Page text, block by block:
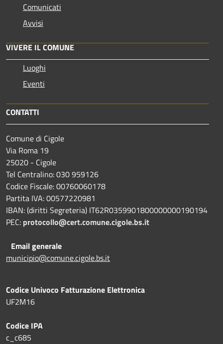
Comunicati
Avvisi
VIVERE IL COMUNE
Luoghi
Eventi
CONTATTI
Comune di Cigole
Via Roma 19
25020 - Cigole
Tel Centralino: 030 959126
Codice Fiscale: 00760060178
Partita IVA: 00577220981
IBAN: (diritti Segreteria) IT62R0359901800000000190194
PEC: protocollo@cert.comune.cigole.bs.it
Email generale
municipio@comune.cigole.bs.it
Codice Univoco Fatturazione Elettronica
UF2M16
Codice IPA
c_c685